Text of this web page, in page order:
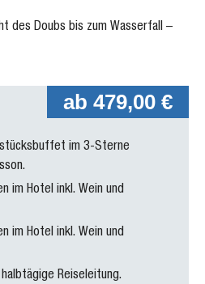
des Doubs bis zum Wasserfall –
ab 479,00 €
im 3-Sterne
im Hotel inkl. Wein und
im Hotel inkl. Wein und
Reiseleitung.